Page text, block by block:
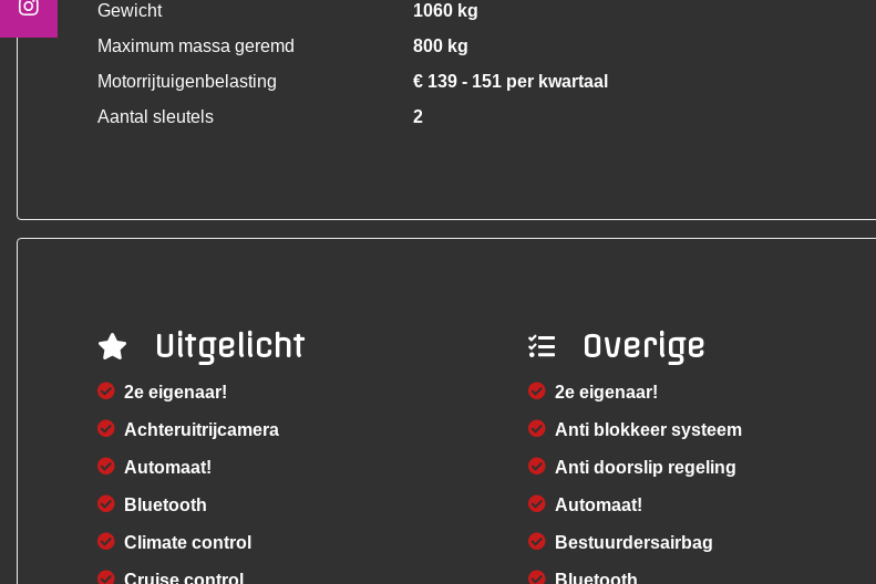
Gewicht
1060 kg
Maximum massa geremd
800 kg
Motorrijtuigenbelasting
€ 139 - 151 per kwartaal
Aantal sleutels
2
Uitgelicht
2e eigenaar!
Achteruitrijcamera
Automaat!
Bluetooth
Climate control
Cruise control
Overige
2e eigenaar!
Anti blokkeer systeem
Anti doorslip regeling
Automaat!
Bestuurdersairbag
Bluetooth